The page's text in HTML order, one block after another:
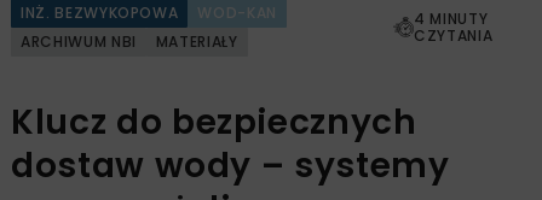
INŻ. BEZWYKOPOWA
WOD-KAN
ARCHIWUM NBI
MATERIAŁY
4 MINUTY
CZYTANIA
Klucz do bezpiecznych
dostaw wody – systemy